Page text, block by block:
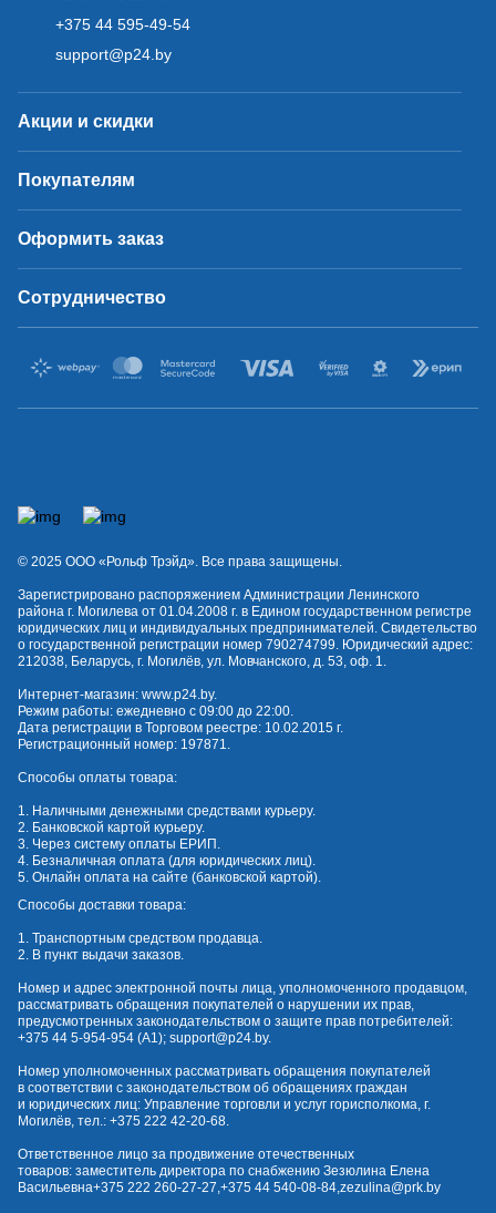
+375 44 595-49-54
support@p24.by
Акции и скидки
Покупателям
Оформить заказ
Сотрудничество
© 2025 OOO «Рольф Трэйд». Все права защищены.
Зарегистрировано распоряжением Администрации Ленинского
района г. Могилева от 01.04.2008 г. в Едином государственном регистре
юридических лиц и индивидуальных предпринимателей. Свидетельство
о государственной регистрации номер 790274799. Юридический адрес:
212038, Беларусь, г. Могилёв, ул. Мовчанского, д. 53, оф. 1.
Интернет-магазин: www.p24.by.
Режим работы: ежедневно с 09:00 до 22:00.
Дата регистрации в Торговом реестре: 10.02.2015 г.
Регистрационный номер: 197871.
Способы оплаты товара:
1. Наличными денежными средствами курьеру.
2. Банковской картой курьеру.
3. Через систему оплаты ЕРИП.
4. Безналичная оплата (для юридических лиц).
5. Онлайн оплата на сайте (банковской картой).
Способы доставки товара:
1. Транспортным средством продавца.
2. В пункт выдачи заказов.
Номер и адрес электронной почты лица, уполномоченного продавцом,
рассматривать обращения покупателей о нарушении их прав,
предусмотренных законодательством о защите прав потребителей:
+375 44 5-954-954 (А1); support@p24.by.
Номер уполномоченных рассматривать обращения покупателей
в соответствии с законодательством об обращениях граждан
и юридических лиц: Управление торговли и услуг горисполкома, г.
Могилёв, тел.: +375 222 42-20-68.
Ответственное лицо за продвижение отечественных
товаров: заместитель директора по снабжению Зезюлина Елена
Васильевна+375 222 260-27-27,+375 44 540-08-84,zezulina@prk.by